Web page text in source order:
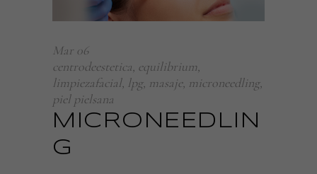
Mar 06
centrodeestetica, equilibrium,
limpiezafacial, lpg, masaje, microneedling,
piel pielsana
MICRONEEDLIN
G